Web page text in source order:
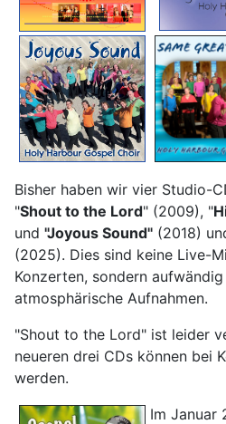
Bisher haben wir vier Studio-
"Shout to the Lord" (2009), "
und "Joyous Sound" (2018)
(2025). Dies sind keine Live-
Konzerten, sondern
atmosphärische Aufnahmen.
"Shout to the Lord" ist leider
neueren drei CDs können bei
werden.
Im Januar